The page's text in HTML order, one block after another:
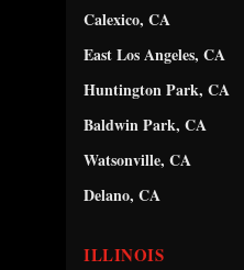
Calexico, CA
East Los Angeles, CA
Huntington Park, CA
Baldwin Park, CA
Watsonville, CA
Delano, CA
ILLINOIS